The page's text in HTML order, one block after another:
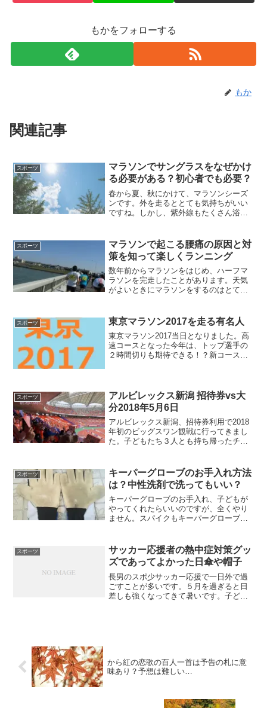
もかをフォローする
もか
関連記事
スポーツ
マラソンでサングラスをなぜかけ
る必要がある？初心者でも必要？
春から夏、秋にかけて、マラソンシーズ
ンです。外を走るととても気持ちがいい
ですね。しかし、紫外線もたくさん浴び
つながっていきます。サングラスをかけ
ることで、紫外線対策など...
スポーツ
マラソンで起こる腰痛の原因と対
策を知って楽しくランニング
数年前からマラソンをはじめ、ハーフマ
ラソンを完走したことがあります。天気
がよいときにマラソンをするのはとても
まいました。走ることが適度な運動にな
って、腰痛が緩和されると...
スポーツ 東京マラソン2017を走る有名人
東京マラソン2017当日となりました。高
速コースとなった今年は、トップ選手の
２時間切りも期待できる！？新コースで
スポーツ
アルビレックス新潟 招待券vs大
分2018年5月6日
アルビレックス新潟、招待券利用で2018
年初のビッグスワン観戦に行ってきまし
た。子どもたち３人とも持ち帰ったチラ
娘の運動会の翌日だし、疲れちゃうかも
と心配で、6日...
スポーツ
キーパーグローブのお手入れ方法
は？中性洗剤で洗ってもいい？
キーパーグローブのお手入れ、子どもが
やってくれたらいいのですが、全くやり
ません。スパイクもキーパーグローブの
ーではないので頻繁には使わないのです
が、キーパーの子に何かあ...
スポーツ
サッカー応援者の熱中症対策グッ
ズであってよかった日傘や帽子
長男のスポ少サッカー応援で一日外で過
ごすことが多いです。５月を過ぎると日
差しも強くなってきて暑いです。子ども
から紅の恋歌の百人一首は予告の札に意
味あり？予想は難しい…